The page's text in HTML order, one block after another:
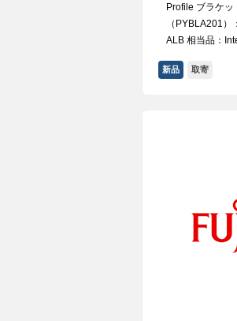
Profile ブラケッ
（PYBLA201
ALB 相当品：
新品 取寄